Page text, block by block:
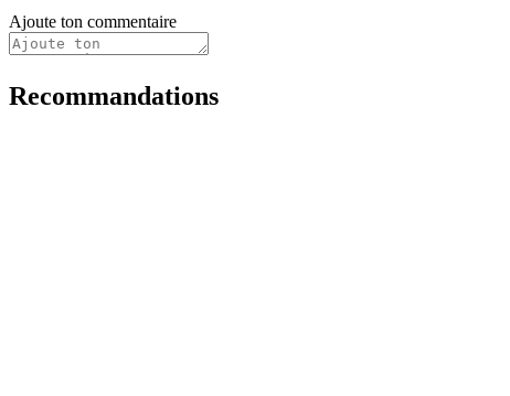
Ajoute ton commentaire
Recommandations